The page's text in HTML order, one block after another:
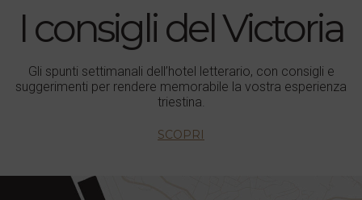
I consigli del Victoria
Gli spunti settimanali dell’hotel letterario, con consigli e
suggerimenti per rendere memorabile la vostra esperienza
triestina.
SCOPRI